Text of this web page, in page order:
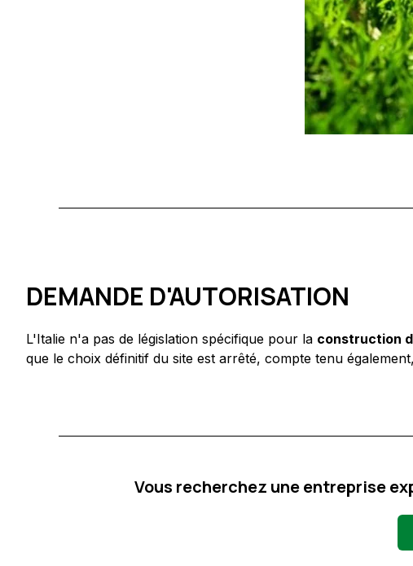
DEMANDE D'AUTORISATION
L'Italie n'a pas de législation spécifique pour la construction
que le choix définitif du site est arrêté, compte tenu
Vous recherchez une entreprise